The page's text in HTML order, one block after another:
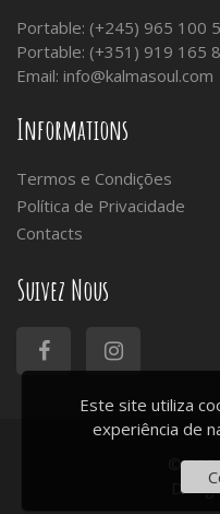
Portable: (+245) 965 100
Portable: (+351) 919 165
Email: info@kalmasoul.com
Informations
Termos e Condições
Política de Privacidade
Contacts
Suivez Nous
©
Este site utiliza
experiência de